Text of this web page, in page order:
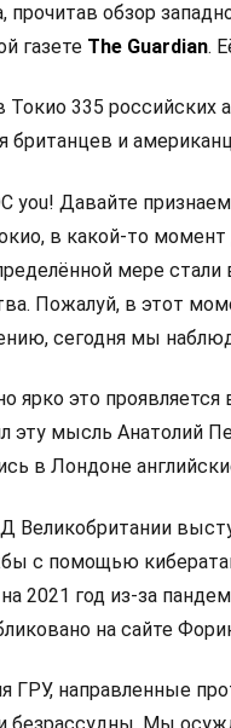
прочитав обзор
газете The Guardian.
Токио 335 российских
британцев и
you! Давайте
в какой-то
мере
Пожалуй, в этот
сегодня мы
ярко это
эту мысль Анатолий
в Лондоне
Великобритании
с помощью
2021 год из-за
на сайте
ГРУ, направленные